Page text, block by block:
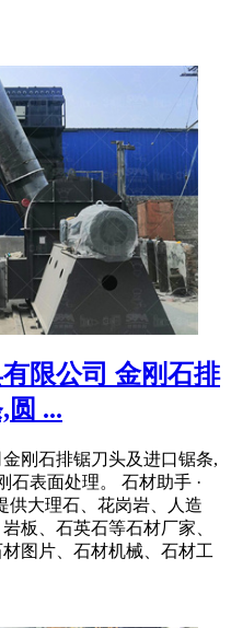
限公司 金刚石排
圆 ...
刚石排锯刀头及进口锯条,
石表面处理。 石材助手 ·
大理石、花岗岩、人造
板、石英石等石材厂家、
图片、石材机械、石材工